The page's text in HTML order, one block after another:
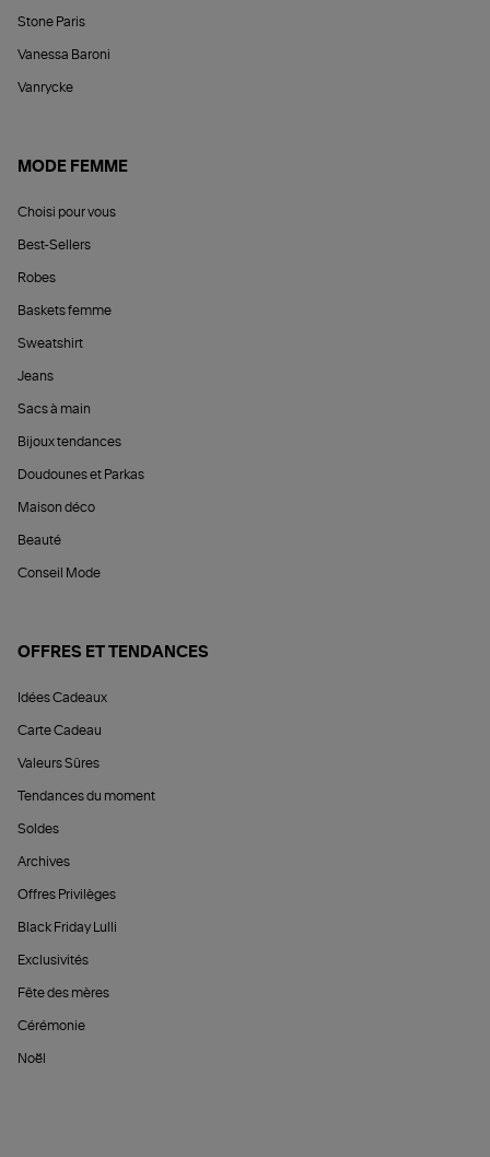
Stone Paris
Vanessa Baroni
Vanrycke
MODE FEMME
Choisi pour vous
Best-Sellers
Robes
Baskets femme
Sweatshirt
Jeans
Sacs à main
Bijoux tendances
Doudounes et Parkas
Maison déco
Beauté
Conseil Mode
OFFRES ET TENDANCES
Idées Cadeaux
Carte Cadeau
Valeurs Sûres
Tendances du moment
Soldes
Archives
Offres Privilèges
Black Friday Lulli
Exclusivités
Fête des mères
Cérémonie
Noël